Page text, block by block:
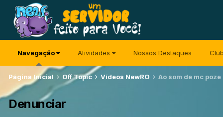
Navegação Atividades Nossos Destaques
Página Inicial Off Topic Vídeos NewRO Ao som de mc poze
Denunciar